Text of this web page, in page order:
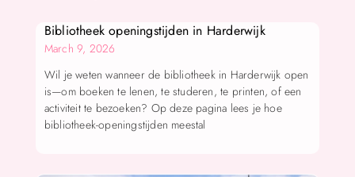
Bibliotheek openingstijden in Harderwijk
March 9, 2026
Wil je weten wanneer de bibliotheek in Harderwijk open
is—om boeken te lenen, te studeren, te printen, of een
activiteit te bezoeken? Op deze pagina lees je hoe
bibliotheek-openingstijden meestal